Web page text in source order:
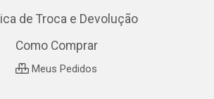
de Troca e Devolução
Como Comprar
Meus Pedidos